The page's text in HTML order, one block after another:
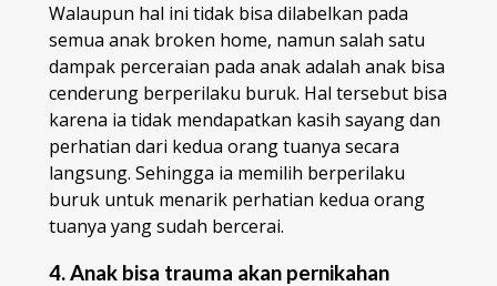
Walaupun hal ini tidak bisa dilabelkan pada
semua anak broken home, namun salah satu
dampak perceraian pada anak adalah anak bisa
cenderung berperilaku buruk. Hal tersebut bisa
karena ia tidak mendapatkan kasih sayang dan
perhatian dari kedua orang tuanya secara
langsung. Sehingga ia memilih berperilaku
buruk untuk menarik perhatian kedua orang
tuanya yang sudah bercerai.
4. Anak bisa trauma akan pernikahan